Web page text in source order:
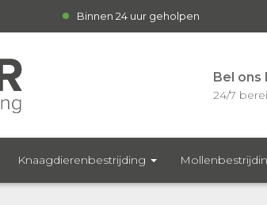
Binnen 24 uur geholpen
Bel ons
24/7
Knaagdierenbestrijding